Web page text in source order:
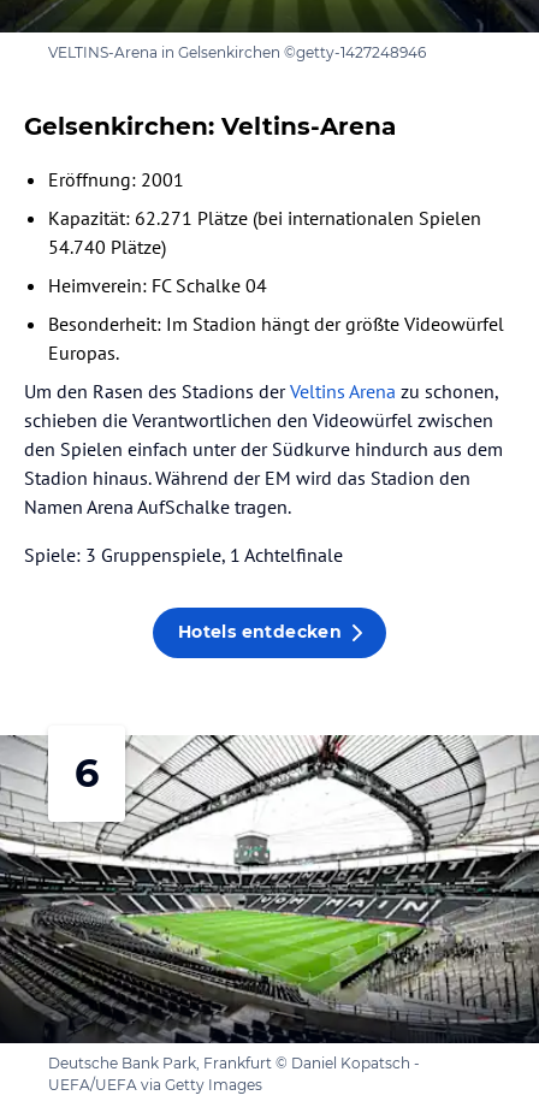
VELTINS-Arena in Gelsenkirchen ©getty-1427248946
Gelsenkirchen: Veltins-Arena
Eröffnung: 2001
Kapazität: 62.271 Plätze (bei internationalen Spielen
54.740 Plätze)
Heimverein: FC Schalke 04
Besonderheit: Im Stadion hängt der größte Videowürfel
Europas.
Um den Rasen des Stadions derVeltins Arena zu schonen,
schieben die Verantwortlichen den Videowürfel zwischen
den Spielen einfach unter der Südkurve hindurch aus dem
Stadion hinaus. Während der EM wird das Stadion den
Namen Arena AufSchalke tragen.
Spiele: 3 Gruppenspiele, 1 Achtelfinale
Hotels entdecken
6
Deutsche Bank Park, Frankfurt © Daniel Kopatsch -
UEFA/UEFA via Getty Images